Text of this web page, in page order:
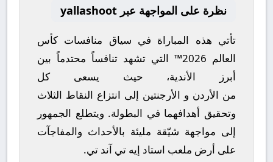
نظرة على المواجهة عبر yallashoot
تأتي هذه المباراة في سياق منافسات كأس
العالم 2026™
التي تشهد تنافساً محتدماً بين
أبرز الأندية، حيث يسعى كل
من الأردن و الأرجنتين إلى انتزاع النقاط الثلاث
وتحقيق أهدافهما في البطولة. ويتطلع الجمهور
إلى مواجهة شيّقة مليئة بالأحداث والمفاجآت
على أرض ملعب استاد إيه تي آند تي.